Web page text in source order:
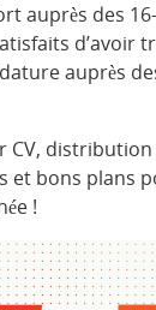
auprès des
d’avoir
auprès
CV,
et bons plans
!